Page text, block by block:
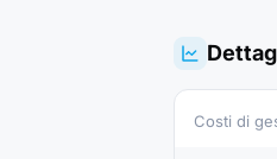
Costi di